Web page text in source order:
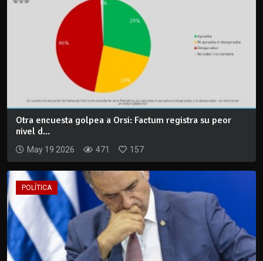
Otra encuesta golpea a Orsi: Factum registra su peor
nivel d...
May 19 2026 471 157
POLÍTICA